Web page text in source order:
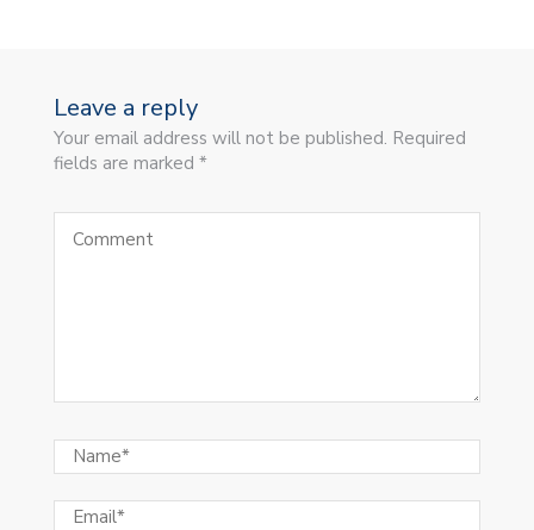
Leave a reply
Your email address will not be published. Required
fields are marked *